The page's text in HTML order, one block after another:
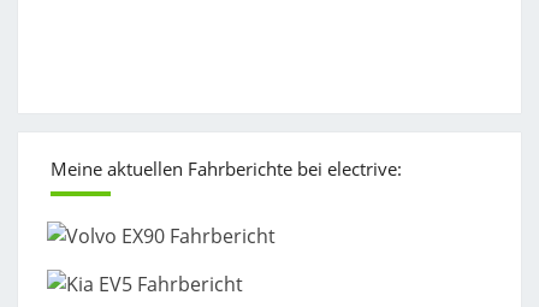
Meine aktuellen Fahrberichte bei electrive: